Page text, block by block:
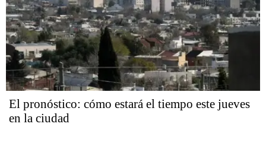
El pronóstico: cómo estará el tiempo este jueves
en la ciudad